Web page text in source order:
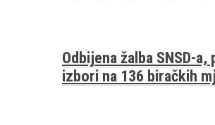
Odbijena žalba SNSD-
izbori na 136 biračkih